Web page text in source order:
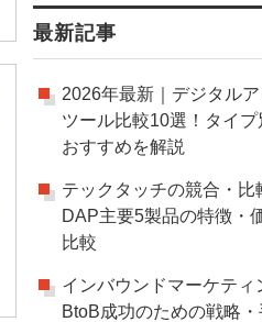
最新記事
2026年最新｜デジタル
ツール比較10選！タイプ
おすすめを解説
テックタッチの競合・比
DAP主要5製品の特徴・
比較
インバウンドマーケティ
BtoB成功のための戦略